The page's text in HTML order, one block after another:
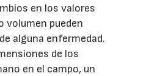
en los valores
volumen pueden
alguna enfermedad.
de los
en el campo, un